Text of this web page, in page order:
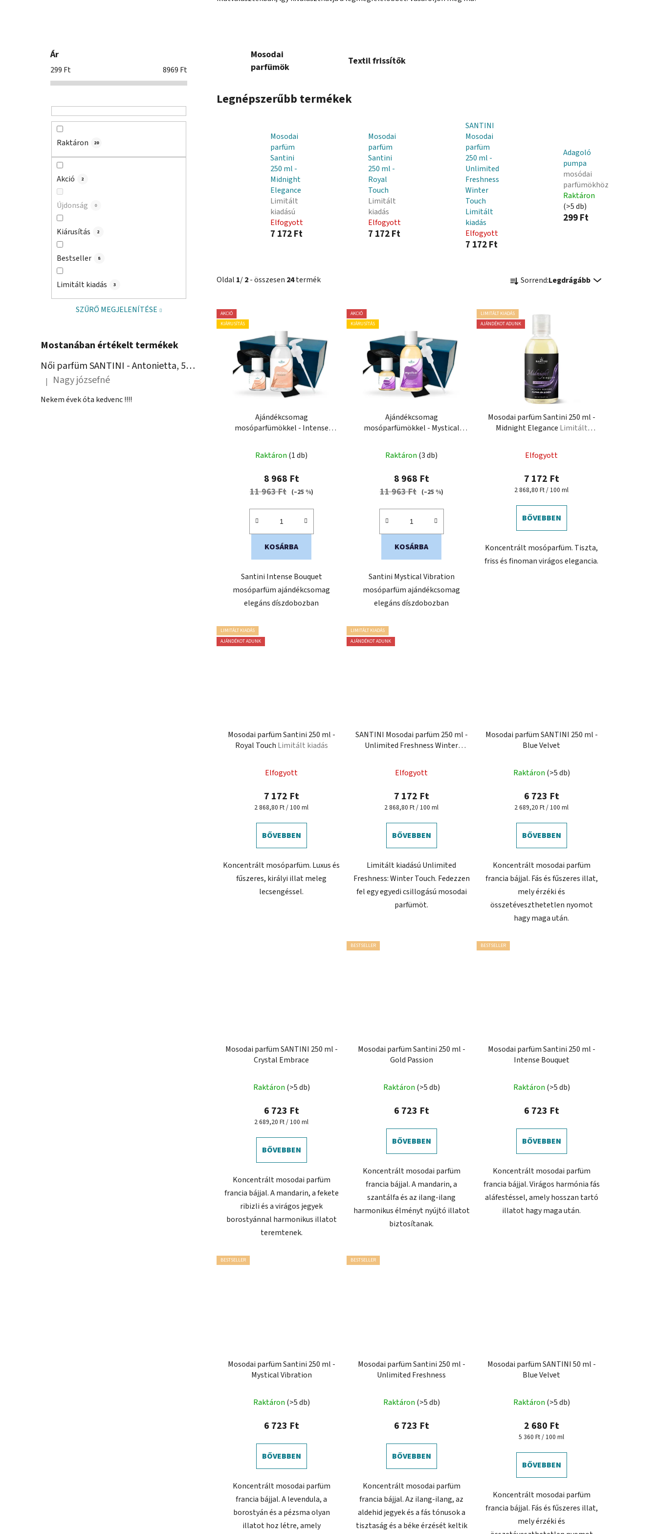
Ár
299 Ft 8969 Ft
Raktáron 20
Akció 2
Újdonság 0
Kiárusítás 2
Bestseller 8
Limitált kiadás 3
SZŰRŐ MEGJELENÍTÉSE
Mostanában értékelt termékek
Női parfüm SANTINI - Antonietta, 50 ml
A termék értékelése 5-ből 5 csillag.
| Nagy józsefné
Nekem évek óta kedvenc !!!!
Mosodai
parfümök
Textil frissítők
Legnépszerűbb termékek
Mosodai
parfüm
Santini
250 ml -
Midnight
Elegance
Limitált
kiadású
Elfogyott
7 172 Ft
Mosodai
parfüm
Santini
250 ml -
Royal
Touch
Limitált
kiadás
Elfogyott
7 172 Ft
SANTINI
Mosodai
parfüm
250 ml -
Unlimited
Freshness
Winter
Touch
Limitált
kiadás
Elfogyott
7 172 Ft
Adagoló
pumpa
mosódai
parfümökhöz
Raktáron
(>5 db)
299 Ft
Oldal 1/2- összesen 24termék e
m
é
d
e
Sorrend:Legdrágább
T
e
AKCIÓ
KIÁRUSÍTÁS
Ajándékcsomag
mosóparfümökkel - Intense
termék
átlagos
értékelése
0,0
Raktáron (1 db)
8 968 Ft
11 963 Ft (–25 %)
KOSÁRBA
Santini Intense Bouquet
mosóparfüm ajándékcsomag
elegáns díszdobozban
AKCIÓ
KIÁRUSÍTÁS
Ajándékcsomag
mosóparfümökkel - Mystical
Raktáron (3 db)
8 968 Ft
11 963 Ft (–25 %)
KOSÁRBA
Santini Mystical Vibration
mosóparfüm ajándékcsomag
elegáns díszdobozban
LIMITÁLT KIADÁS
AJÁNDÉKOT ADUNK
Mosodai parfüm Santini 250 ml -
Midnight Elegance Limitált
Elfogyott
7 172 Ft
Egységár:
2 868,80 Ft / 100 ml
BŐVEBBEN
Koncentrált mosóparfüm. Tiszta,
friss és finoman virágos elegancia.
LIMITÁLT KIADÁS
AJÁNDÉKOT ADUNK
Mosodai parfüm Santini 250 ml -
Royal Touch Limitált kiadás
Elfogyott
7 172 Ft
Egységár:
2 868,80 Ft / 100 ml
BŐVEBBEN
Koncentrált mosóparfüm. Luxus és
fűszeres, királyi illat meleg
lecsengéssel.
LIMITÁLT KIADÁS
AJÁNDÉKOT ADUNK
SANTINI Mosodai parfüm 250 ml -
Unlimited Freshness Winter
Elfogyott
7 172 Ft
Egységár:
2 868,80 Ft / 100 ml
BŐVEBBEN
Limitált kiadású Unlimited
Freshness: Winter Touch. Fedezzen
fel egy egyedi csillogású mosodai
parfümöt.
Mosodai parfüm SANTINI 250 ml -
Blue Velvet
Raktáron (>5 db)
6 723 Ft
Egységár:
2 689,20 Ft / 100 ml
BŐVEBBEN
Koncentrált mosodai parfüm
francia bájjal. Fás és fűszeres illat,
mely érzéki és
összetéveszthetetlen nyomot
hagy maga után.
Mosodai parfüm SANTINI 250 ml -
Crystal Embrace
Raktáron (>5 db)
6 723 Ft
Egységár:
2 689,20 Ft / 100 ml
BŐVEBBEN
Koncentrált mosodai parfüm
francia bájjal. A mandarin, a fekete
ribizli és a virágos jegyek
borostyánnal harmonikus illatot
teremtenek.
BESTSELLER
Mosodai parfüm Santini 250 ml -
Gold Passion
Raktáron (>5 db)
6 723 Ft
BŐVEBBEN
Koncentrált mosodai parfüm
francia bájjal. A mandarin, a
szantálfa és az ilang-ilang
harmonikus élményt nyújtó illatot
biztosítanak.
BESTSELLER
Mosodai parfüm Santini 250 ml -
Intense Bouquet
termék
átlagos
5-
ből
csillag.
Raktáron (>5 db)
6 723 Ft
BŐVEBBEN
Koncentrált mosodai parfüm
francia bájjal. Virágos harmónia fás
aláfestéssel, amely hosszan tartó
illatot hagy maga után.
BESTSELLER
Mosodai parfüm Santini 250 ml -
Mystical Vibration
Raktáron (>5 db)
6 723 Ft
BŐVEBBEN
Koncentrált mosodai parfüm
francia bájjal. A levendula, a
borostyán és a pézsma olyan
illatot hoz létre, amely
BESTSELLER
Mosodai parfüm Santini 250 ml -
Unlimited Freshness
termék
átlagos
5-
ből
csillag.
Raktáron (>5 db)
6 723 Ft
BŐVEBBEN
Koncentrált mosodai parfüm
francia bájjal. Az ilang-ilang, az
aldehid jegyek és a fás tónusok a
tisztaság és a béke érzését keltik
Mosodai parfüm SANTINI 50 ml -
Blue Velvet
Raktáron (>5 db)
2 680 Ft
Egységár:
5 360 Ft / 100 ml
BŐVEBBEN
Koncentrált mosodai parfüm
francia bájjal. Fás és fűszeres illat,
mely érzéki és